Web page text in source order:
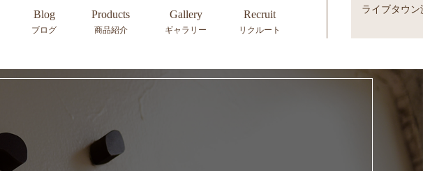
Blog
ブログ
Products
商品紹介
Gallery
ギャラリー
Recruit
リクルート
ライブタウン